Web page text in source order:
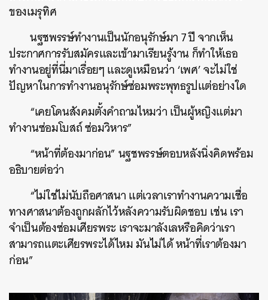
ของเมรุทิศ
นฐชพรรษ์ทำงานเป็นนักอนุรักษ์มา 7 ปี จากเห็น
ประกาศการรับสมัครและเข้ามาเรียนรู้งาน ก็ทำให้เธอ
ทำงานอยู่ที่นี่มาเรื่อยๆ และดูเหมือนว่า ‘เพศ’ จะไม่ใช่
ปัญหาในการทำงานอนุรักษ์ซ่อมพระพุทธรูปแต่อย่างใด
“เคยโดนสังคมตั้งคำถามไหมว่า เป็นผู้หญิงแต่มา
ทำงานซ่อมโบสถ์ ซ่อมวิหาร”
“หน้าที่ต้องมาก่อน” นฐชพรรษ์ตอบหลังนิ่งคิดพร้อม
อธิบายต่อว่า
“ไม่ใช่ไม่นับถือศาสนา แต่เวลาเราทำงานความเชื่อ
ทางศาสนาต้องถูกผลักไว้หลังความรับผิดชอบ เช่น เรา
จำเป็นต้องซ่อมเศียรพระ เราจะมาลังเลหรือคิดว่าเรา
สามารถแตะเศียรพระได้ไหม มันไม่ได้ หน้าที่เราต้องมา
ก่อน”
ค้นหา
SHARE